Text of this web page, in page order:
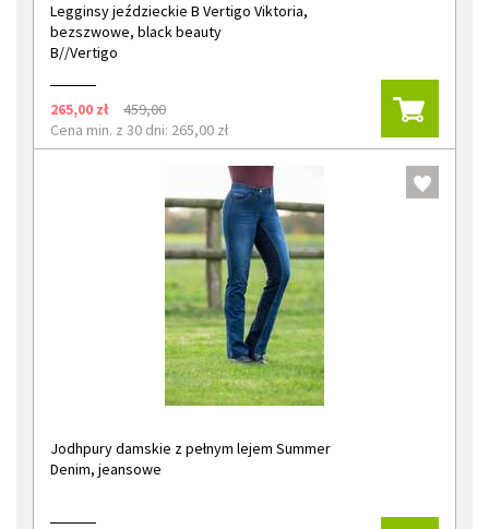
Legginsy jeździeckie B Vertigo Viktoria,
bezszwowe, black beauty
B//Vertigo
265,00 zł
459,00
Cena min. z 30 dni: 265,00 zł
Jodhpury damskie z pełnym lejem Summer
Denim, jeansowe